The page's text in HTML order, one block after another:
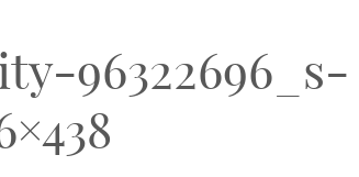
96322696_s-